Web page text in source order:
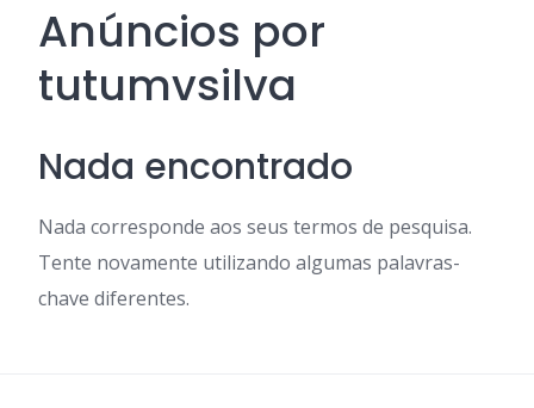
Anúncios por
tutumvsilva
Nada encontrado
Nada corresponde aos seus termos de pesquisa.
Tente novamente utilizando algumas palavras-
chave diferentes.